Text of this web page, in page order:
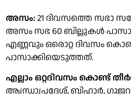
അസം:21 ദിവസത്തെ സഭാ
അസം സഭ 60 ബില്ലുകള്‍
എണ്ണവും ഒരൊറ്റ ദിവസം
പാസാക്കിയെടുത്തത്.
എല്ലാം ഒറ്റദിവസം കൊണ്ട്
ആന്ധ്രാപ്രദേശ്, ബിഹാര്‍,